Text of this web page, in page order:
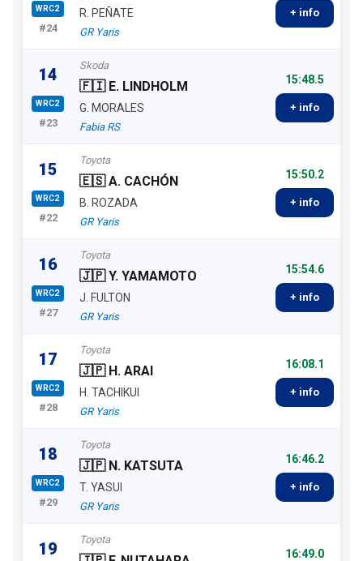
WRC2
#24
R. PEÑATE
GR Yaris
+ info
14
WRC2
#23
Skoda
🇫🇮 E. LINDHOLM
G. MORALES
Fabia RS
15:48.5
+ info
15
WRC2
#22
Toyota
🇪🇸 A. CACHÓN
B. ROZADA
GR Yaris
15:50.2
+ info
16
WRC2
#27
Toyota
🇯🇵 Y. YAMAMOTO
J. FULTON
GR Yaris
15:54.6
+ info
17
WRC2
#28
Toyota
🇯🇵 H. ARAI
H. TACHIKUI
GR Yaris
16:08.1
+ info
18
WRC2
#29
Toyota
🇯🇵 N. KATSUTA
T. YASUI
GR Yaris
16:46.2
+ info
19 Toyota
16:49.0